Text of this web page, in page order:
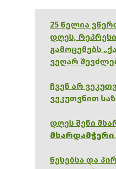
25 წელია
დღეს,
გამოცემებს
ვეღარ
ჩვენ არ
ვეკუთვნით
დღეს შენი
მხარდამჭერი,
წესებსა და